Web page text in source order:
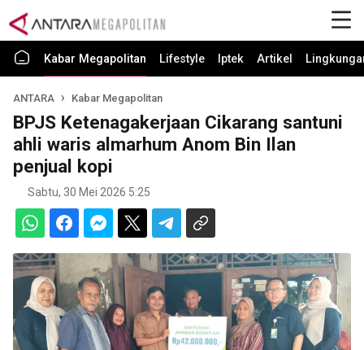
Kabar Megapolitan Lifestyle Iptek Artikel
ANTARA Kabar Megapolitan
BPJS Ketenagakerjaan Cikarang santuni
ahli waris almarhum Anom Bin Ilan
penjual kopi
Sabtu, 30 Mei 2026 5:25